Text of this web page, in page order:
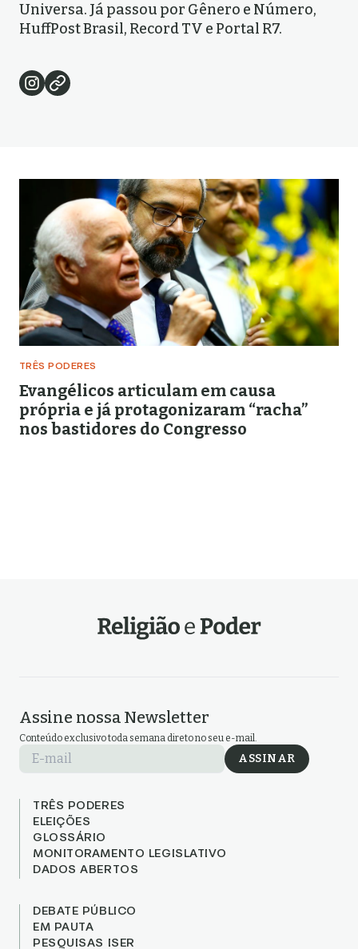
Universa. Já passou por Gênero e Número,
HuffPost Brasil, Record TV e Portal R7.
TRÊS PODERES
Evangélicos articulam em causa
própria e já protagonizaram “racha”
nos bastidores do Congresso
Assine nossa Newsletter
Conteúdo exclusivo toda semana direto no seu e-mail.
E-mail ASSINAR
TRÊS PODERES
ELEIÇÕES
GLOSSÁRIO
MONITORAMENTO LEGISLATIVO
DADOS ABERTOS
DEBATE PÚBLICO
EM PAUTA
PESQUISAS ISER